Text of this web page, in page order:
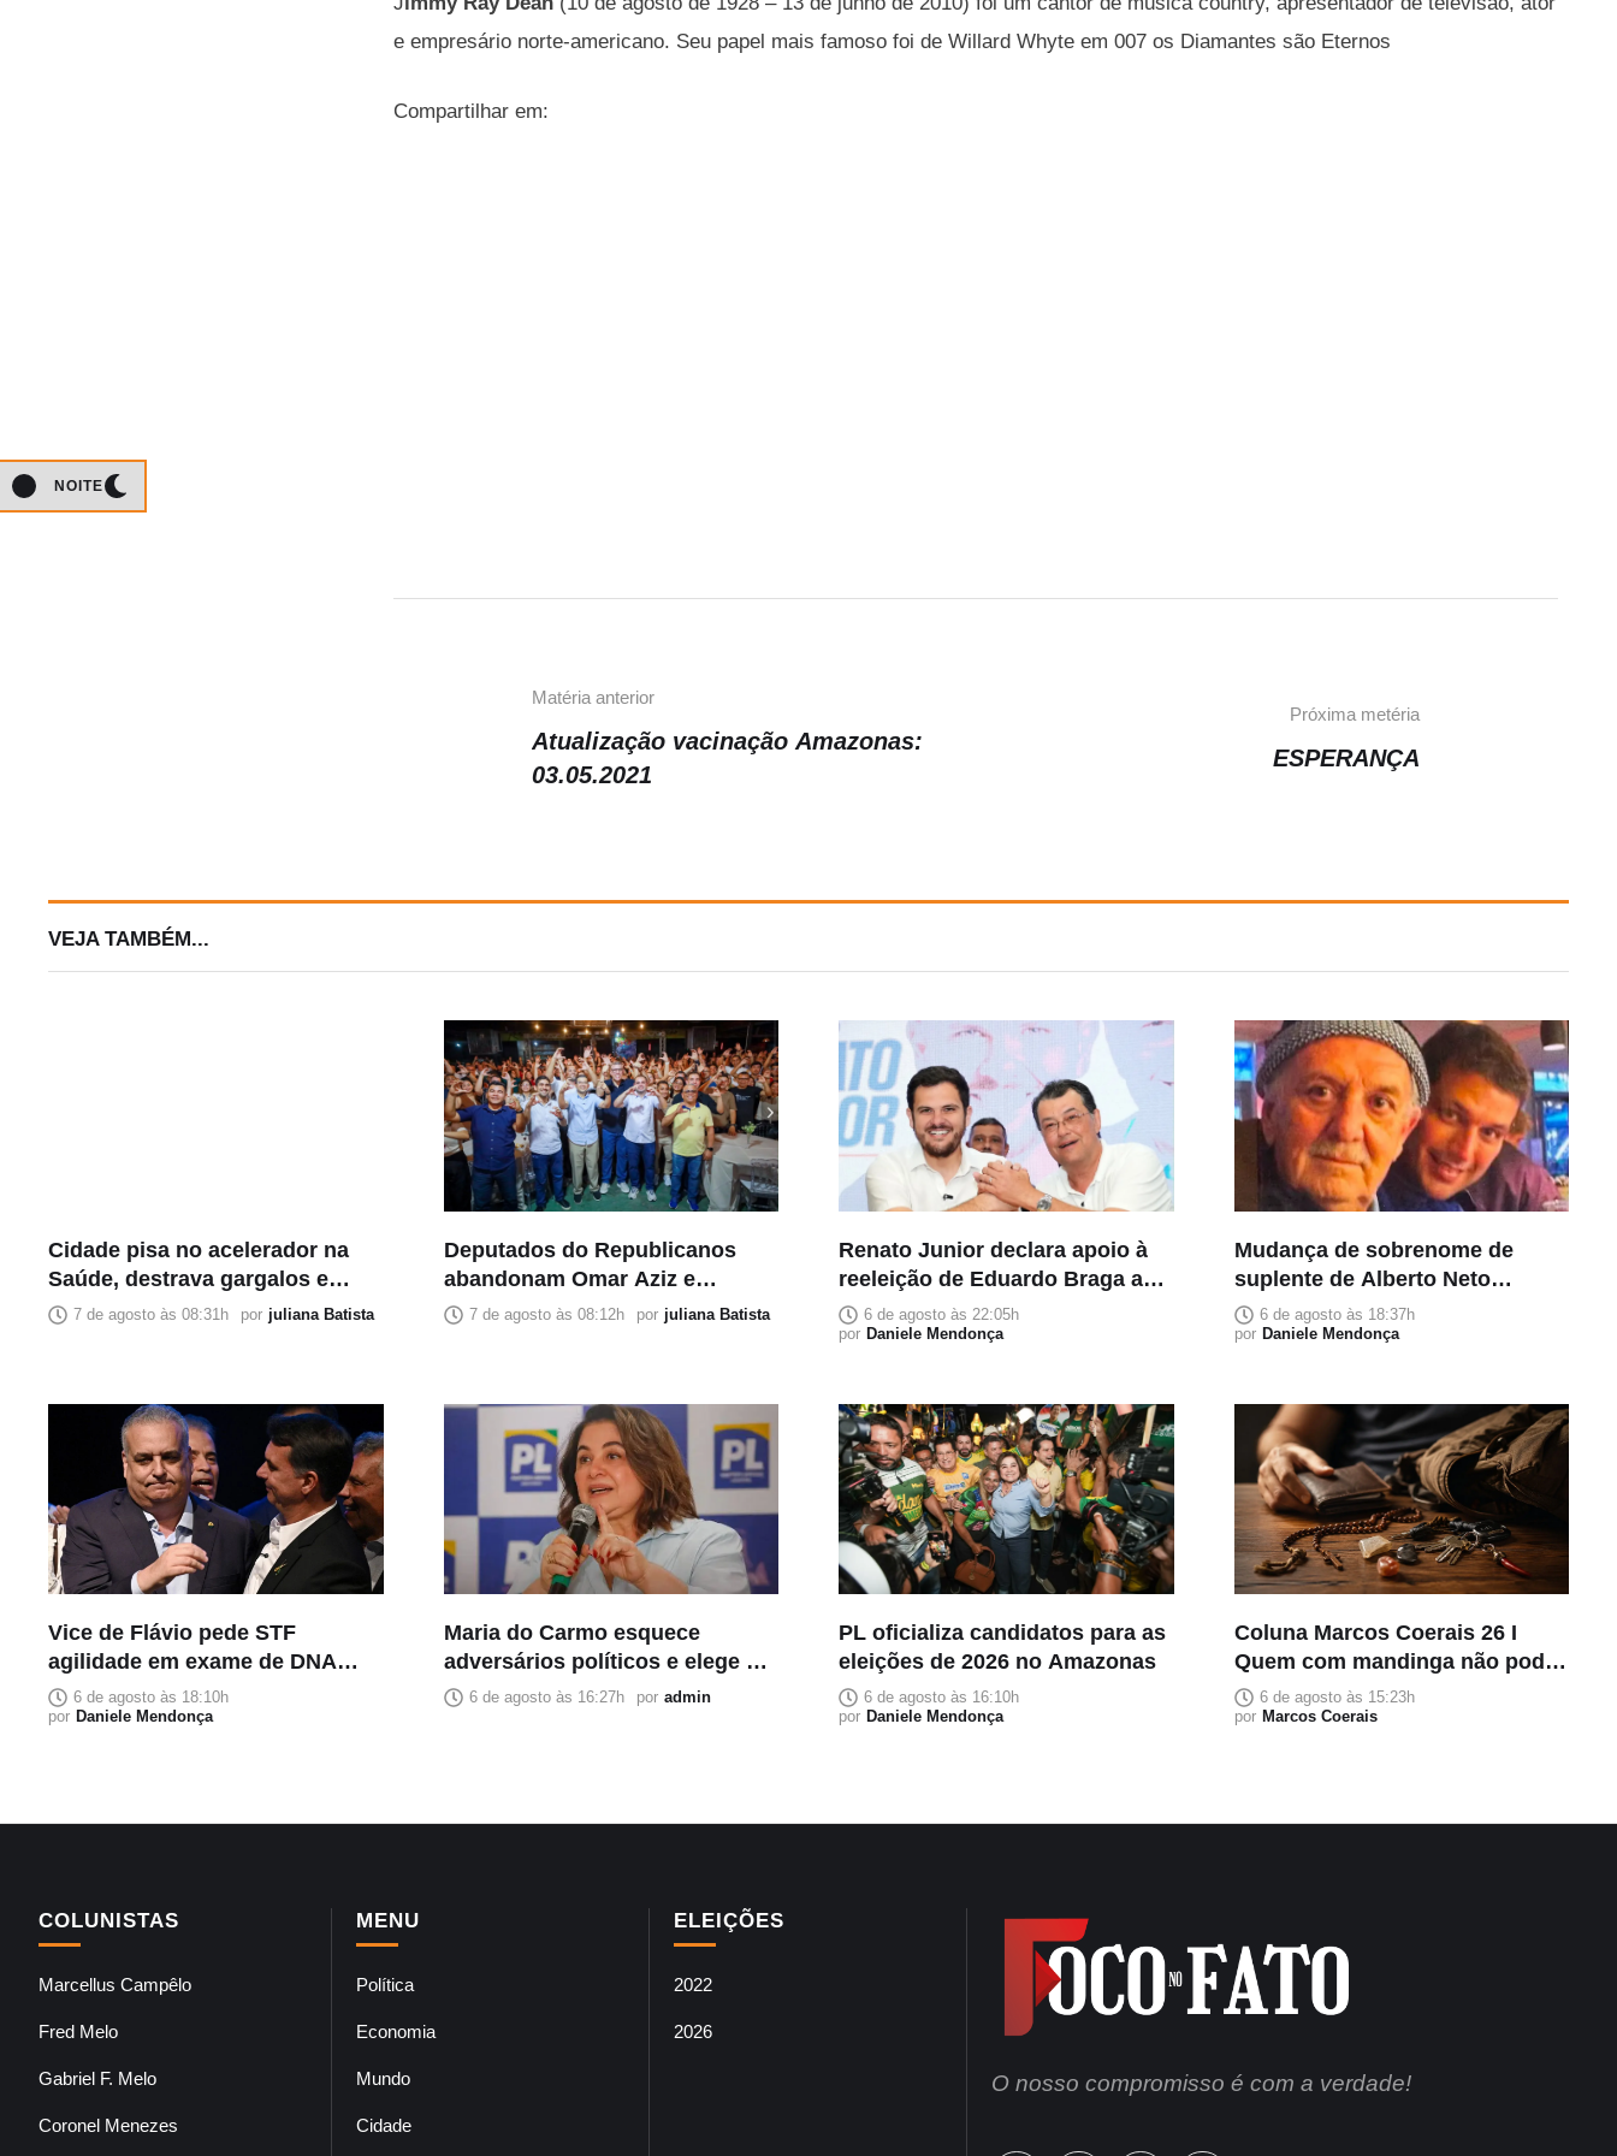
NOITE
e empresário norte-americano. Seu papel mais famoso foi de Willard Whyte em 007 os Diamantes são Eternos
Compartilhar em:
Matéria anterior
Atualização vacinação Amazonas:
03.05.2021
Próxima metéria
ESPERANÇA
VEJA TAMBÉM...
Cidade pisa no acelerador na
Saúde, destrava gargalos e
começa a imprimir sua marca
7 de agosto às 08:31h por juliana Batista
Deputados do Republicanos
abandonam Omar Aziz e
declaram apoio a Roberto
7 de agosto às 08:12h por juliana Batista
Renato Junior declara apoio à
reeleição de Eduardo Braga ao
Senado
6 de agosto às 22:05h
por Daniele Mendonça
Mudança de sobrenome de
suplente de Alberto Neto
homenageia pai falecido e
carrega significado familiar
6 de agosto às 18:37h
por Daniele Mendonça
Vice de Flávio pede STF
agilidade em exame de DNA
para afastar suspeita de estupro
6 de agosto às 18:10h
por Daniele Mendonça
Maria do Carmo esquece
adversários políticos e elege a
imprensa como principal
6 de agosto às 16:27h por admin
PL oficializa candidatos para as
eleições de 2026 no Amazonas
6 de agosto às 16:10h
por Daniele Mendonça
Coluna Marcos Coerais 26 I
Quem com mandinga não pode,
que carregue seus patuás
6 de agosto às 15:23h
por Marcos Coerais
COLUNISTAS
Marcellus Campêlo
Fred Melo
Gabriel F. Melo
Coronel Menezes
MENU
Política
Economia
Mundo
Cidade
ELEIÇÕES
2022
2026
O nosso compromisso é com a verdade!